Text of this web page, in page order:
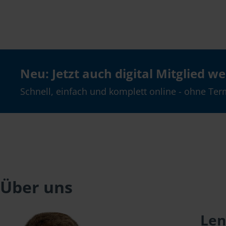
Neu: Jetzt auch digital Mitglied
Schnell, einfach und komplett online - ohne
Über uns